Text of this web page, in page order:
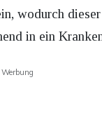
wodurch
in ein
Werbung